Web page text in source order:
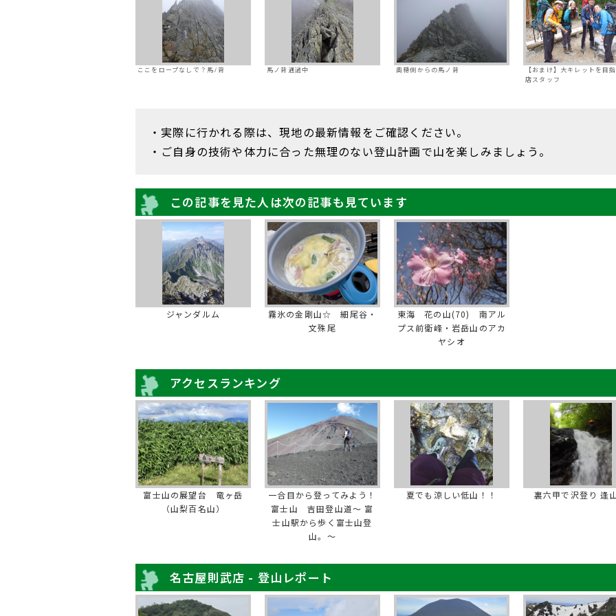
ここをロープなしで？馬ﾉ背 馬ノ背通過中 奥穂側からの馬ノ背
【おまけ】大キレットを目
店スタッフ
・実際に行かれる際は、現地の最新情報をご確認ください。
・ご自身の技術や体力に合った無理のない登山計画で山を楽しみましょう。
この記事を見た人は次の記事も見ています
ジャンダルム
霧氷の金剛山☆ 細尾谷・
文殊尾
東海 花の山(70) 南アル
プス前衛峰・岩岳山のアカ
ヤシオ
アクセスランキング
富士山の展望台 竜ヶ岳
（山梨百名山）
一合目から登ってみよう！
富士山 吉田登山道～ 富
士山駅から歩く富士山登
山。～
夏でも涼しい低山！！ 裏六甲で沢登り 逢
名古屋則武店 - 登山レポート